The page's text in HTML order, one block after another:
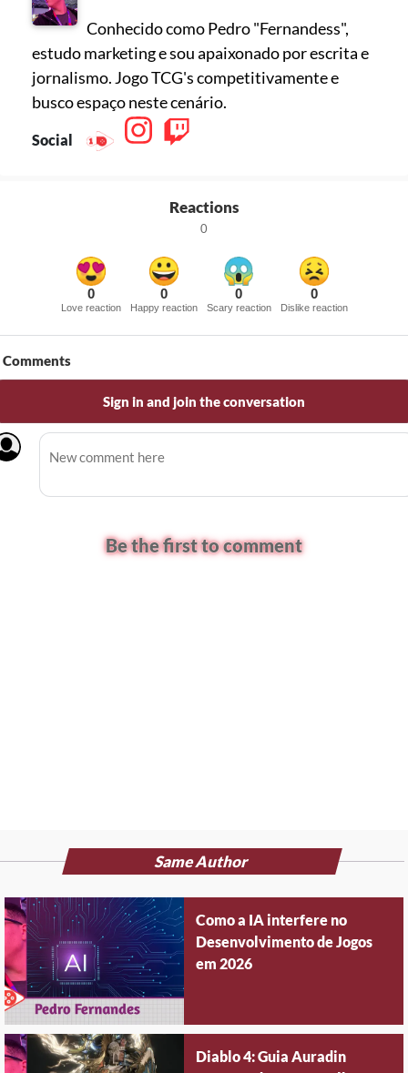
Conhecido como Pedro "Fernandess",
estudo marketing e sou apaixonado por escrita e
jornalismo. Jogo TCG's competitivamente e
busco espaço neste cenário.
Social
Reactions
0
0
Love reaction
0
Happy reaction
0
Scary reaction
0
Dislike reaction
Comments
Sign in and join the conversation
Be the first to comment
Same Author
Como a IA interfere no
Desenvolvimento de Jogos
em 2026
Diablo 4: Guia Auradin